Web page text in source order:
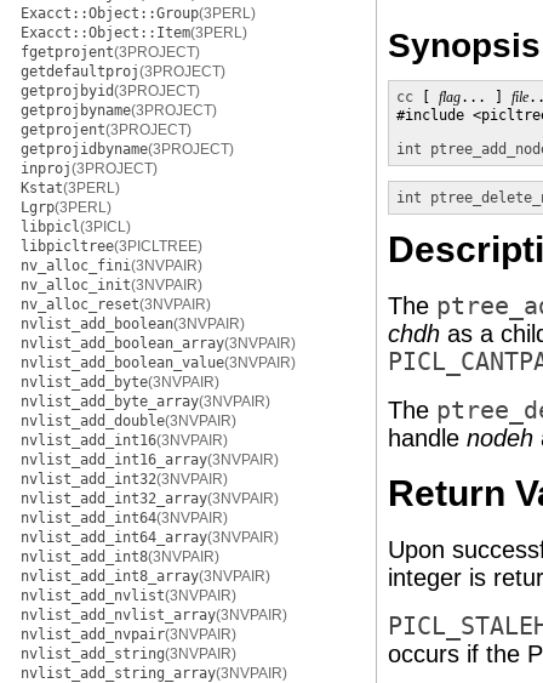
Exacct::Object::Group(3PERL)
Exacct::Object::Item(3PERL)
fgetprojent(3PROJECT)
getdefaultproj(3PROJECT)
getprojbyid(3PROJECT)
getprojbyname(3PROJECT)
getprojent(3PROJECT)
getprojidbyname(3PROJECT)
inproj(3PROJECT)
Kstat(3PERL)
Lgrp(3PERL)
libpicl(3PICL)
libpicltree(3PICLTREE)
nv_alloc_fini(3NVPAIR)
nv_alloc_init(3NVPAIR)
nv_alloc_reset(3NVPAIR)
nvlist_add_boolean(3NVPAIR)
nvlist_add_boolean_array(3NVPAIR)
nvlist_add_boolean_value(3NVPAIR)
nvlist_add_byte(3NVPAIR)
nvlist_add_byte_array(3NVPAIR)
nvlist_add_double(3NVPAIR)
nvlist_add_int16(3NVPAIR)
nvlist_add_int16_array(3NVPAIR)
nvlist_add_int32(3NVPAIR)
nvlist_add_int32_array(3NVPAIR)
nvlist_add_int64(3NVPAIR)
nvlist_add_int64_array(3NVPAIR)
nvlist_add_int8(3NVPAIR)
nvlist_add_int8_array(3NVPAIR)
nvlist_add_nvlist(3NVPAIR)
nvlist_add_nvlist_array(3NVPAIR)
nvlist_add_nvpair(3NVPAIR)
nvlist_add_string(3NVPAIR)
nvlist_add_string_array(3NVPAIR)
Synopsis
cc flag... ] file
#include
int
int
The
chdh as a
The
handle nodeh
Return
Upon
integer is
occurs if the